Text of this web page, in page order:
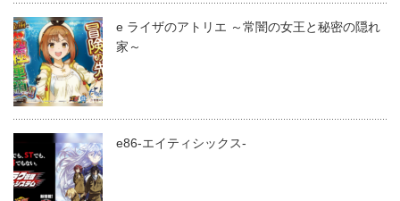
e ライザのアトリエ ～常闇の女王と秘密の隠れ
家～
e86-エイティシックス-